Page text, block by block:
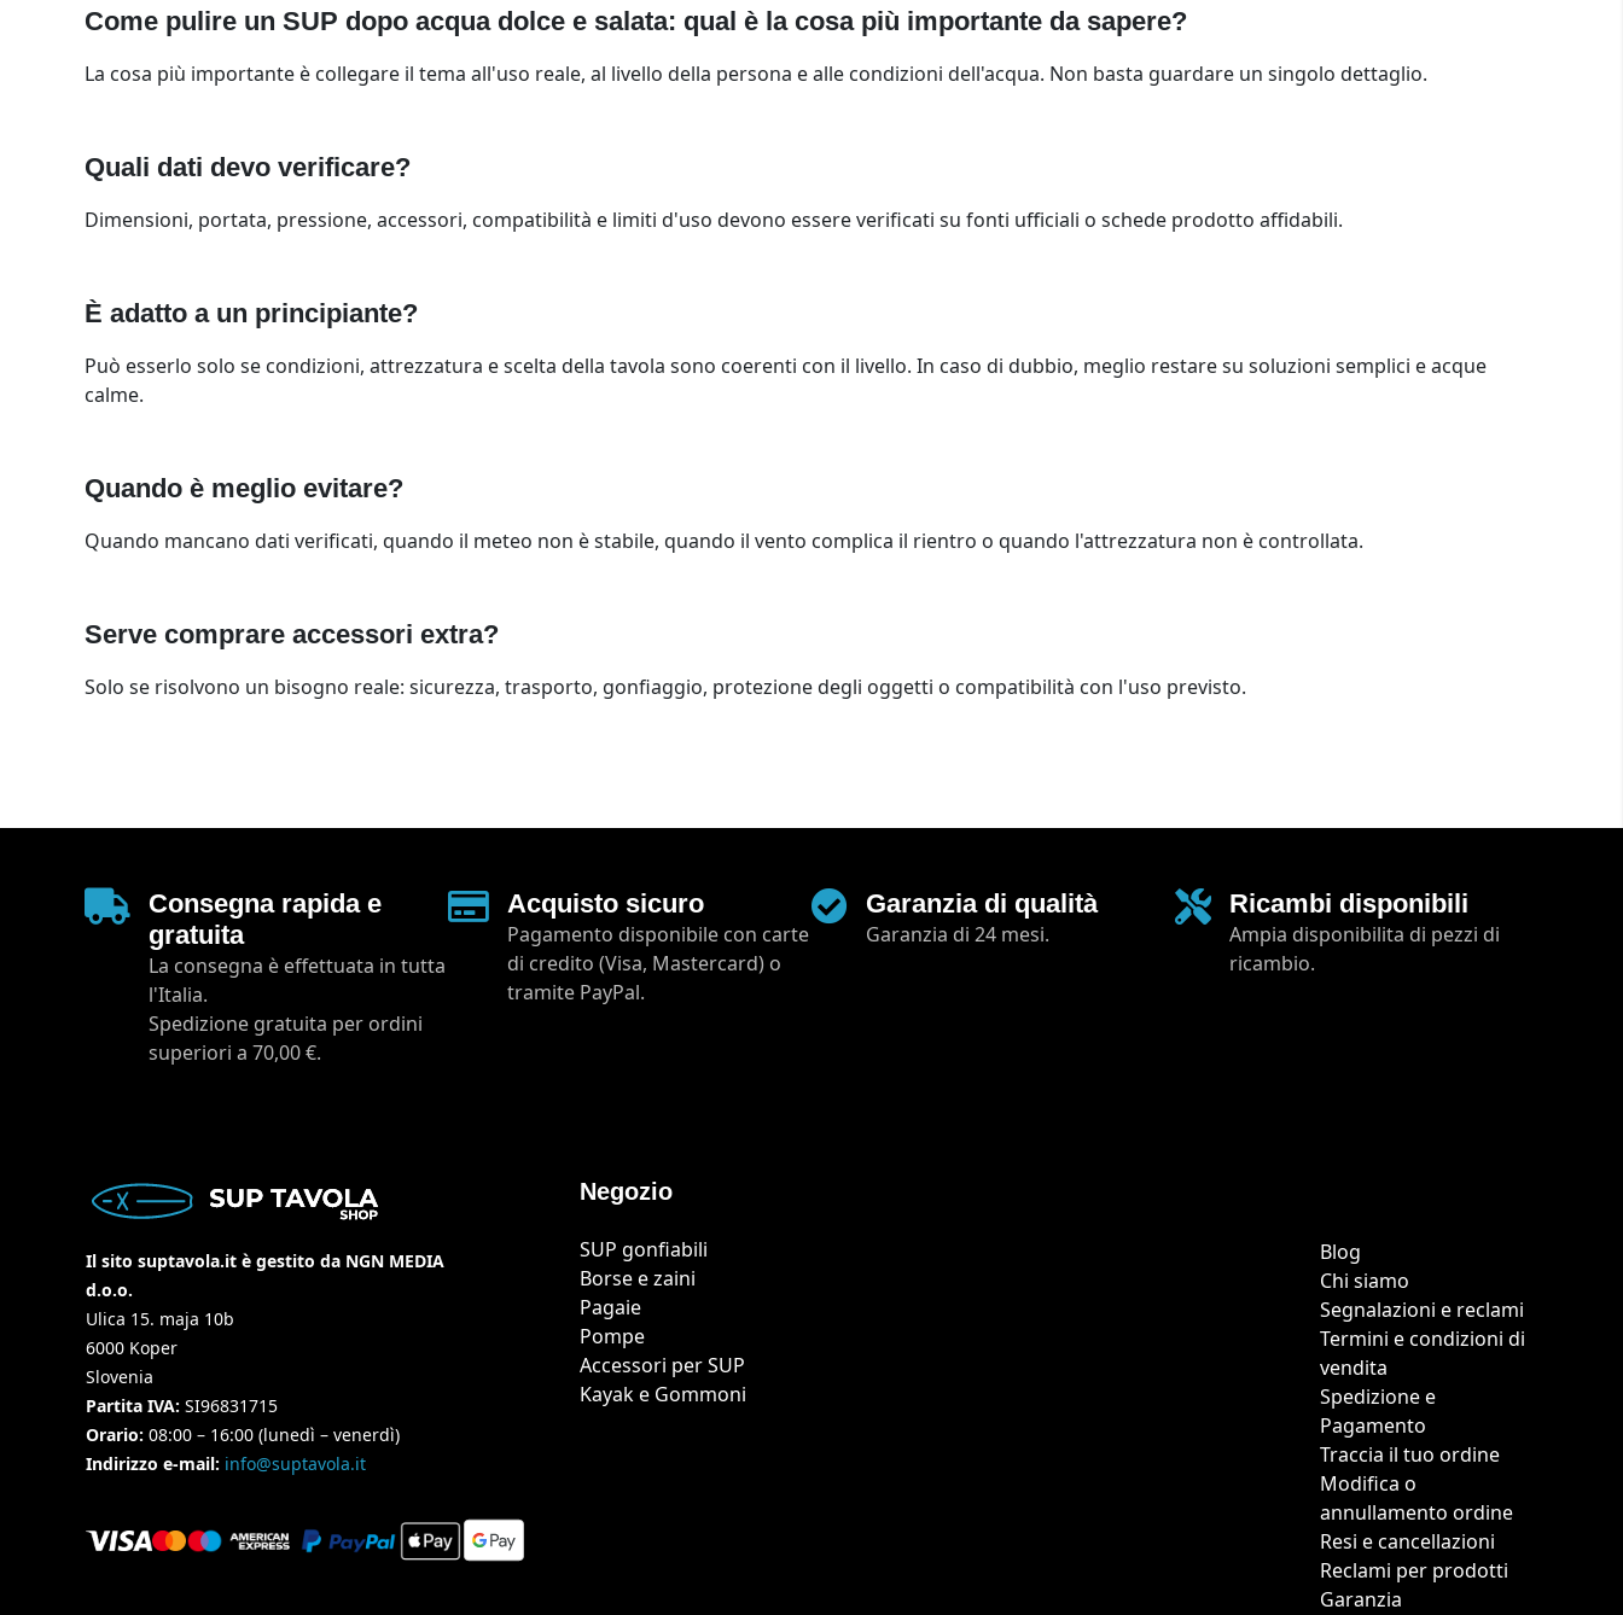
Come pulire un SUP dopo acqua dolce e salata: qual è la cosa più importante da sapere?
La cosa più importante è collegare il tema all'uso reale, al livello della persona e alle condizioni dell'acqua. Non basta guardare un singolo dettaglio.
Quali dati devo verificare?
Dimensioni, portata, pressione, accessori, compatibilità e limiti d'uso devono essere verificati su fonti ufficiali o schede prodotto affidabili.
È adatto a un principiante?
Può esserlo solo se condizioni, attrezzatura e scelta della tavola sono coerenti con il livello. In caso di dubbio, meglio restare su soluzioni semplici e acque
calme.
Quando è meglio evitare?
Quando mancano dati verificati, quando il meteo non è stabile, quando il vento complica il rientro o quando l'attrezzatura non è controllata.
Serve comprare accessori extra?
Solo se risolvono un bisogno reale: sicurezza, trasporto, gonfiaggio, protezione degli oggetti o compatibilità con l'uso previsto.
Consegna rapida e
gratuita
La consegna è effettuata in tutta
l'Italia.
Spedizione gratuita per ordini
superiori a 70,00 €.
Acquisto sicuro
Pagamento disponibile con carte
di credito (Visa, Mastercard) o
tramite PayPal.
Garanzia di qualità
Garanzia di 24 mesi.
Ricambi disponibili
Ampia disponibilita di pezzi di
ricambio.
Il sito suptavola.it è gestito da NGN MEDIA
d.o.o.
Ulica 15. maja 10b
6000 Koper
Slovenia
Partita IVA: SI96831715
Orario: 08:00 – 16:00 (lunedì – venerdì)
Indirizzo e-mail: info@suptavola.it
Negozio
SUP gonfiabili
Borse e zaini
Pagaie
Pompe
Accessori per SUP
Kayak e Gommoni
Blog
Chi siamo
Segnalazioni e reclami
Termini e condizioni di
vendita
Spedizione e
Pagamento
Traccia il tuo ordine
Modifica o
annullamento ordine
Resi e cancellazioni
Reclami per prodotti
Garanzia